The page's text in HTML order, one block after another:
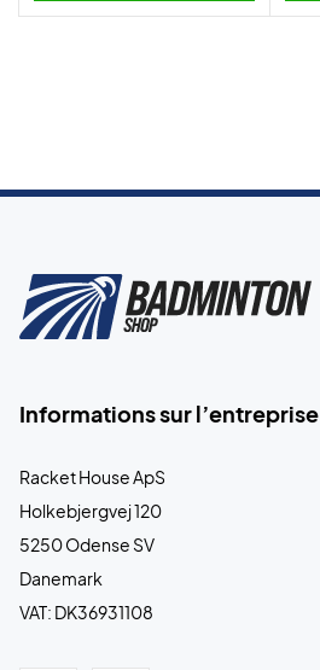
Informations sur l’entreprise
Racket House ApS
Holkebjergvej 120
5250 Odense SV
Danemark
VAT: DK36931108